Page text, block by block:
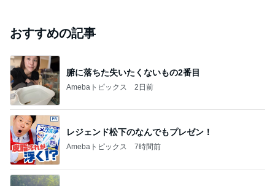
おすすめの記事
腑に落ちた失いたくないもの2番目
Amebaトピックス 2日前
レジェンド松下のなんでもプレゼン！
Amebaトピックス 7時間前